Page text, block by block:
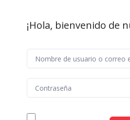
¡Hola, bienvenido de